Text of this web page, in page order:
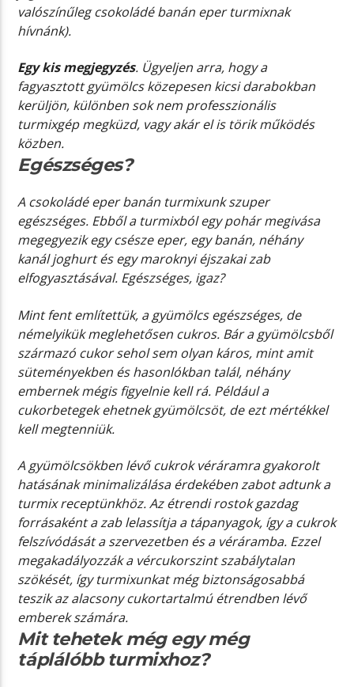
valószínűleg csokoládé banán eper turmixnak
hívnánk).
Egy kis megjegyzés. Ügyeljen arra, hogy a
fagyasztott gyümölcs közepesen kicsi darabokban
kerüljön, különben sok nem professzionális
turmixgép megküzd, vagy akár el is törik működés
közben.
Egészséges?
A csokoládé eper banán turmixunk szuper
egészséges. Ebből a turmixból egy pohár megivása
megegyezik egy csésze eper, egy banán, néhány
kanál joghurt és egy maroknyi éjszakai zab
elfogyasztásával. Egészséges, igaz?
Mint fent említettük, a gyümölcs egészséges, de
némelyikük meglehetősen cukros. Bár a gyümölcsből
származó cukor sehol sem olyan káros, mint amit
süteményekben és hasonlókban talál, néhány
embernek mégis figyelnie kell rá. Például a
cukorbetegek ehetnek gyümölcsöt, de ezt mértékkel
kell megtenniük.
A gyümölcsökben lévő cukrok véráramra gyakorolt ​​
hatásának minimalizálása érdekében zabot adtunk a
turmix receptünkhöz. Az étrendi rostok gazdag
forrásaként a zab lelassítja a tápanyagok, így a cukrok
felszívódását a szervezetben és a véráramba. Ezzel
megakadályozzák a vércukorszint szabálytalan
szökését, így turmixunkat még biztonságosabbá
teszik az alacsony cukortartalmú étrendben lévő
emberek számára.
Mit tehetek még egy még
táplálóbb turmixhoz?